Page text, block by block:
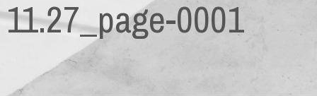
11.27_page-0001